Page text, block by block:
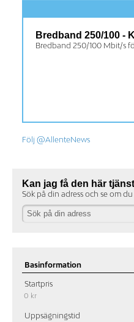
Bredband 250/100 -
Bredband 250/100 Mbit/s
Följ @AllenteNews
Kan jag få den här
Sök på din adress och se om
Basinformation
Startpris
0 kr
Uppsägningstid